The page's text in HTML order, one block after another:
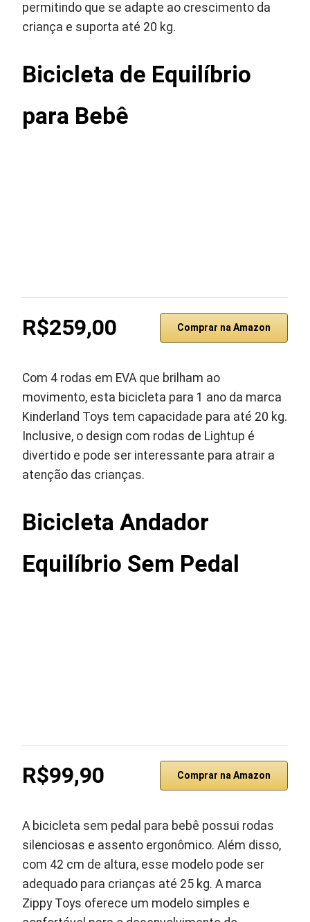
permitindo que se adapte ao crescimento da
criança e suporta até 20 kg.
Bicicleta de Equilíbrio
para Bebê
R$259,00 Comprar na Amazon
Com 4 rodas em EVA que brilham ao
movimento, esta bicicleta para 1 ano da marca
Kinderland Toys tem capacidade para até 20 kg.
Inclusive, o design com rodas de Lightup é
divertido e pode ser interessante para atrair a
atenção das crianças.
Bicicleta Andador
Equilíbrio Sem Pedal
R$99,90 Comprar na Amazon
A bicicleta sem pedal para bebê possui rodas
silenciosas e assento ergonômico. Além disso,
com 42 cm de altura, esse modelo pode ser
adequado para crianças até 25 kg. A marca
Zippy Toys oferece um modelo simples e